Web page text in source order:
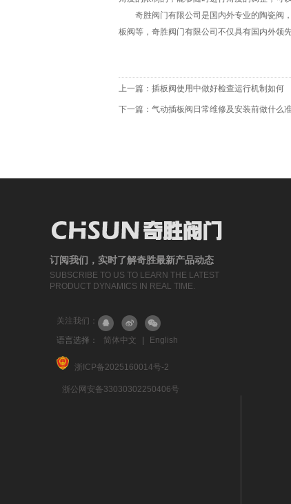
奇胜阀门有限公司是国内外专业的陶瓷阀，
板阀等，奇胜阀门有限公司不仅具有国内外领
上一篇： 插板阀使用中做好检查运行机制如何
下一篇： 气动插板阀日常维修及安装前做什么
订阅我们，实时了解奇胜最新产品动态
SUBSCRIBE TO US TO LEARN THE LATEST
PRODUCT DYNAMICS IN REAL TIME.
关注我们：
语言选择：
简体中文 English
浙ICP备2025160014号-2
浙公网安备33030302250406号